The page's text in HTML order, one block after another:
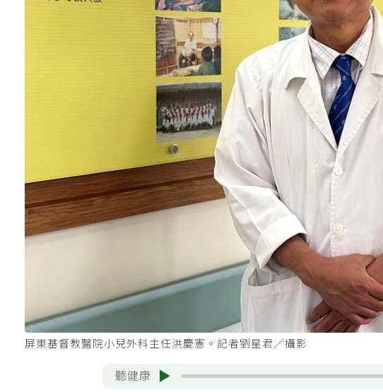
屏東基督教醫院小兒外科主任洪慶憲。記者劉星君／攝影
聽健康